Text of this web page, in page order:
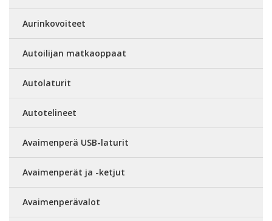
Aurinkovoiteet
Autoilijan matkaoppaat
Autolaturit
Autotelineet
Avaimenperä USB-laturit
Avaimenperät ja -ketjut
Avaimenperävalot